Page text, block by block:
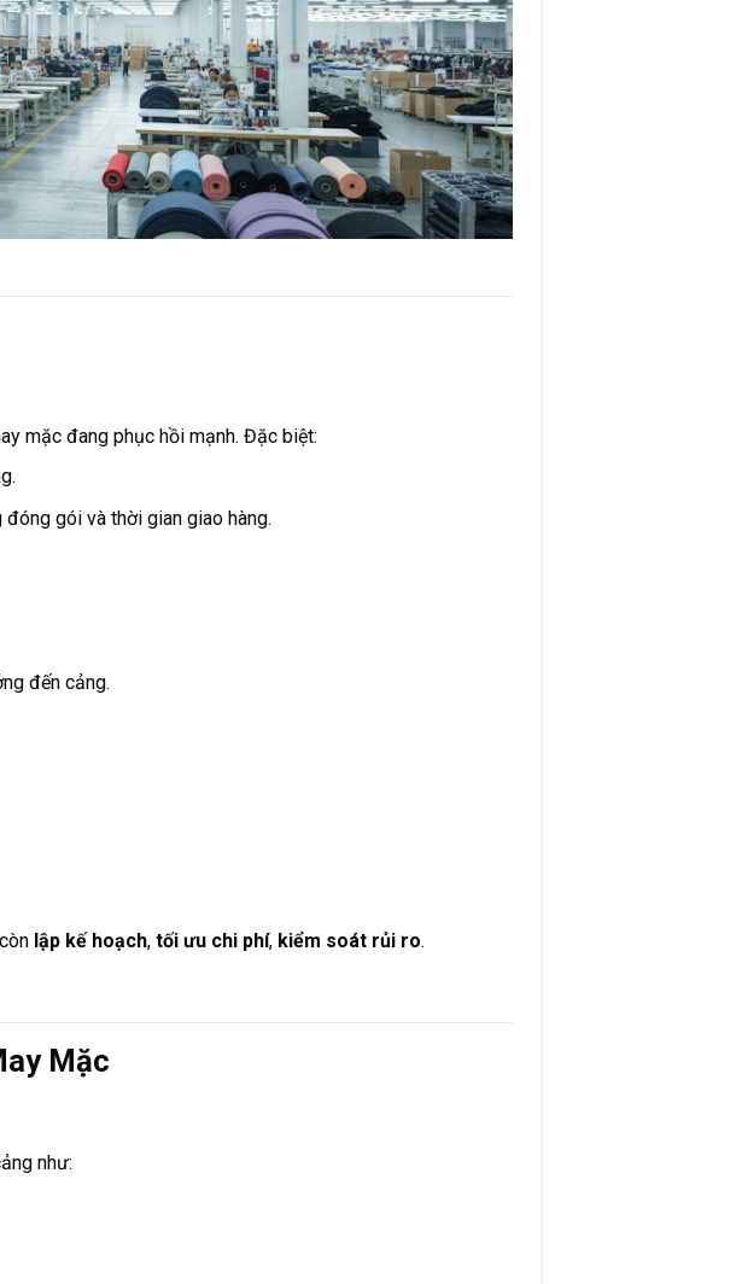
mặc đang phục hồi mạnh. Đặc biệt:
gói và thời gian giao hàng.
đến cảng.
lập kế hoạch,tối ưu chi phí, kiểm soát rủi ro.
Mặc
như: